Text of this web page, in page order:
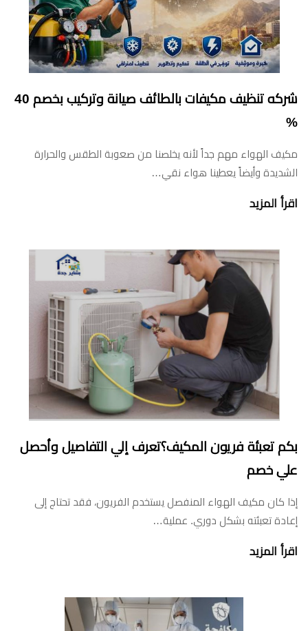
شركه تنظيف مكيفات بالطائف صيانة وتركيب بخصم 40
%
مكيف الهواء مهم جداً لأنه يخلصنا من صعوبة الطقس والحرارة
الشديدة وأيضاً يعطينا هواء نقي…
اقرأ المزيد
بكم تعبئة فريون المكيف؟تعرف إلي التفاصيل وأحصل
علي خصم
إذا كان مكيف الهواء المنفصل يستخدم الفريون، فقد تحتاج إلى
إعادة تعبئته بشكل دوري. عملية…
اقرأ المزيد